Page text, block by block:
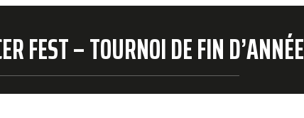
FEST – TOURNOI DE FIN D’ANNÉE